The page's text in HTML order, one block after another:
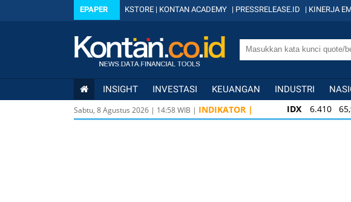
EPAPER KSTORE | KONTAN ACADEMY | PRESSRELEASE.ID | KINERJA
INSIGHT INVESTASI KEUANGAN INDUSTRI
Sabtu, 8 Agustus 2026 | 14:58WIB | INDIKATOR | IDX 6.410
KOMPAS100